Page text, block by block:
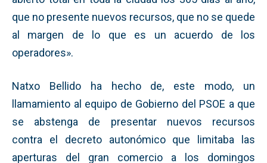
que no presente nuevos recursos, que no se quede
al margen de lo que es un acuerdo de los
operadores».
Natxo Bellido ha hecho de, este modo, un
llamamiento al equipo de Gobierno del PSOE a que
se abstenga de presentar nuevos recursos
contra el decreto autonómico que limitaba las
aperturas del gran comercio a los domingos